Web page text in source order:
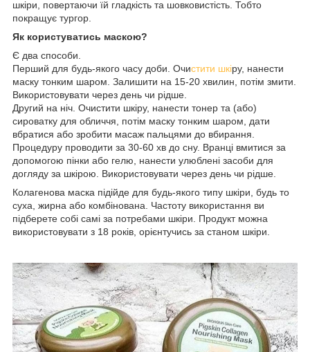
шкіри, повертаючи їй гладкість та шовковистість. Тобто
покращує тургор.
Як користуватись маскою?
Є два способи.
Перший для будь-якого часу доби. Очистити шкіру, нанести
маску тонким шаром. Залишити на 15-20 хвилин, потім змити.
Використовувати через день чи рідше.
Другий на ніч. Очистити шкіру, нанести тонер та (або)
сироватку для обличчя, потім маску тонким шаром, дати
вбратися або зробити масаж пальцями до вбирання.
Процедуру проводити за 30-60 хв до сну. Вранці вмитися за
допомогою пінки або гелю, нанести улюблені засоби для
догляду за шкірою. Використовувати через день чи рідше.
Колагенова маска підійде для будь-якого типу шкіри, будь то
суха, жирна або комбінована. Частоту використання ви
підберете собі самі за потребами шкіри. Продукт можна
використовувати з 18 років, орієнтучись за станом шкіри.